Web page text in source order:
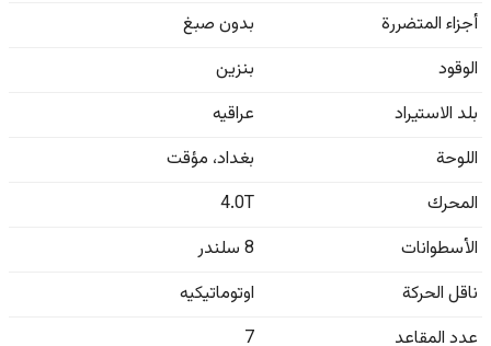
أجزاء المتضررة
بدون صبغ
الوقود
بنزين
بلد الاستيراد
عراقيه
اللوحة
بغداد، مؤقت
المحرك
4.0T
الأسطوانات
8 سلندر
ناقل الحركة
اوتوماتيكيه
عدد المقاعد
7